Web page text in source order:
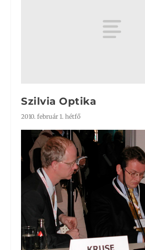
Szilvia Optika
2010. február 1. hétfő